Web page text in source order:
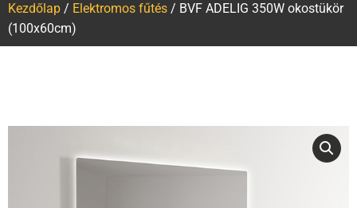
Kezdőlap / Elektromos fűtés / BVF ADELIG 350W okostükör
(100x60cm)